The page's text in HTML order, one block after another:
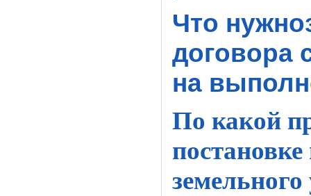
Что
договора
на
По какой
земельного